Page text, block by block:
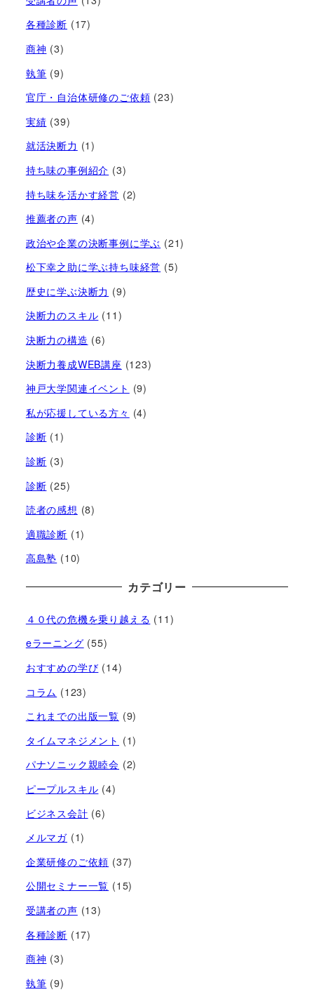
各種診断 (17)
商神 (3)
執筆 (9)
官庁・自治体研修のご依頼 (23)
実績 (39)
就活決断力 (1)
持ち味の事例紹介 (3)
持ち味を活かす経営​ (2)
推薦者の声 (4)
政治や企業の決断事例に学ぶ (21)
松下幸之助に学ぶ持ち味経営 (5)
歴史に学ぶ決断力 (9)
決断力のスキル (11)
決断力の構造 (6)
決断力養成WEB講座 (123)
神戸大学関連イベント (9)
私が応援している方々 (4)
診断 (1)
診断 (3)
診断 (25)
読者の感想 (8)
適職診断 (1)
高島塾 (10)
カテゴリー
４０代の危機を乗り越える (11)
eラーニング (55)
おすすめの学び (14)
コラム (123)
これまでの出版一覧 (9)
タイムマネジメント (1)
パナソニック親睦会 (2)
ピープルスキル (4)
ビジネス会計 (6)
メルマガ (1)
企業研修のご依頼 (37)
公開セミナー一覧 (15)
受講者の声 (13)
各種診断 (17)
商神 (3)
執筆 (9)